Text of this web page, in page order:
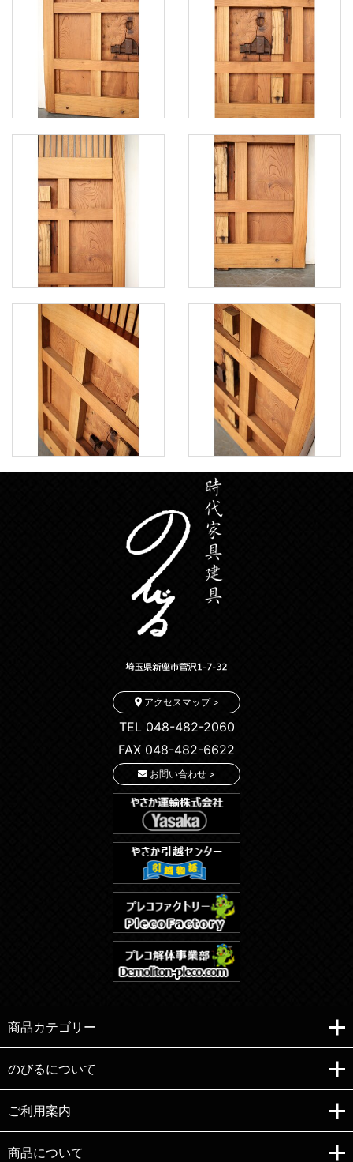
アクセスマップ >
TEL 048-482-2060
FAX 048-482-6622
お問い合わせ >
商品カテゴリー
のびるについて
ご利用案内
商品についてCopyright (C)e-nobiru All right reserved.